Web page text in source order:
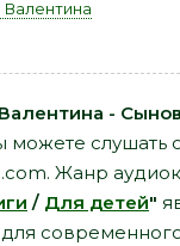
-
можете слушать
Жанр
/ Для детей"
современного